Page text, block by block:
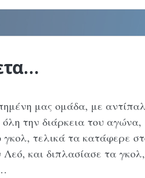
μας ομάδα, με
την διάρκεια του αγώνα,
τελικά τα κατάφερε
και διπλασίασε τα